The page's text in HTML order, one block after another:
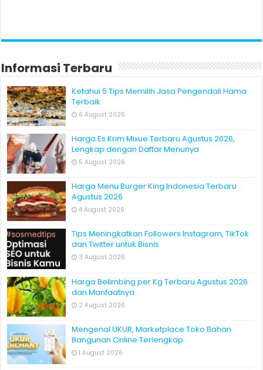
Informasi Terbaru
Ketahui 5 Tips Memilih Jasa Pengendali Hama
Terbaik
6 August 2026
Harga Es Krim Mixue Terbaru Agustus 2026,
Lengkap dengan Daftar Menunya
5 August 2026
Harga Menu Burger King Indonesia Terbaru
Agustus 2026
4 August 2026
Tips Meningkatkan Followers Instagram, TikTok
dan Twitter untuk Bisnis
3 August 2026
Harga Belimbing per Kg Terbaru Agustus 2026
dan Manfaatnya
2 August 2026
Mengenal UKUR, Marketplace Toko Bahan
Bangunan Online Terlengkap
1 August 2026